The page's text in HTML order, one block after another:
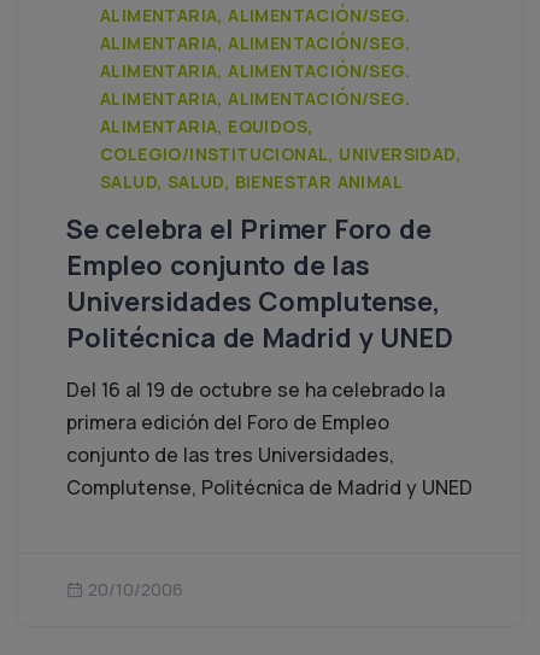
ALIMENTARIA, ALIMENTACIÓN/SEG.
ALIMENTARIA, ALIMENTACIÓN/SEG.
ALIMENTARIA, ALIMENTACIÓN/SEG.
ALIMENTARIA, ALIMENTACIÓN/SEG.
ALIMENTARIA, EQUIDOS,
COLEGIO/INSTITUCIONAL, UNIVERSIDAD,
SALUD, SALUD, BIENESTAR ANIMAL
Se celebra el Primer Foro de
Empleo conjunto de las
Universidades Complutense,
Politécnica de Madrid y UNED
Del 16 al 19 de octubre se ha celebrado la
primera edición del Foro de Empleo
conjunto de las tres Universidades,
Complutense, Politécnica de Madrid y UNED
20/10/2006